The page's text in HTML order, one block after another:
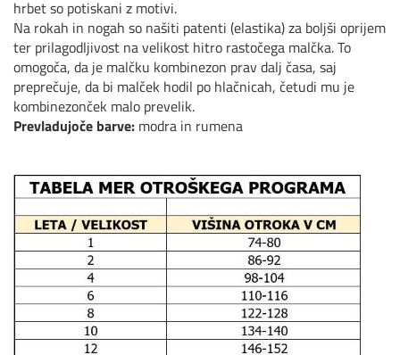
hrbet so potiskani z motivi.
Na rokah in nogah so našiti patenti (elastika) za boljši oprijem
ter prilagodljivost na velikost hitro rastočega malčka. To
omogoča, da je malčku kombinezon prav dalj časa, saj
preprečuje, da bi malček hodil po hlačnicah, četudi mu je
kombinezonček malo prevelik.
Prevladujoče barve: modra in rumena